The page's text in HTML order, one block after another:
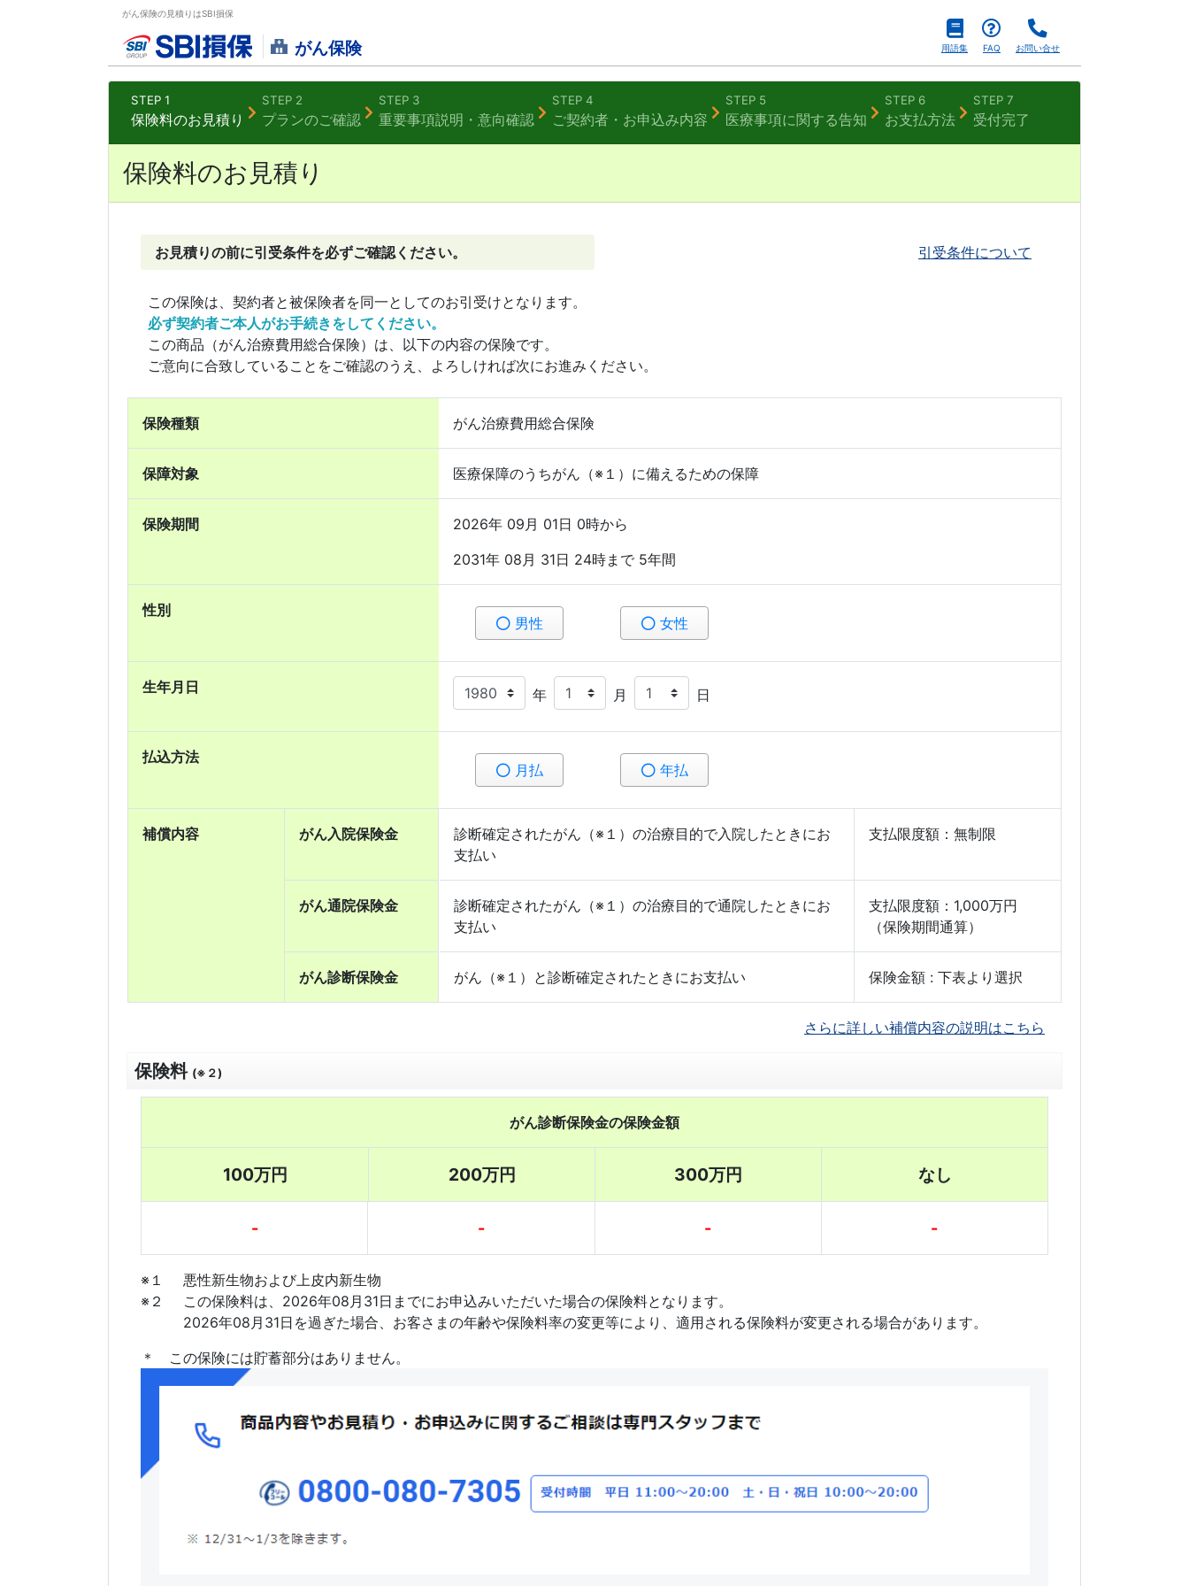
がん保険の見積りはSBI損保
がん保険 用語集 FAQ お問い合せ
STEP 1
保険料のお見積り
STEP 2
プランのご確認
STEP 3
重要事項説明 ・意向確認
STEP 4
ご契約者・ お申込み内容
STEP 5
医療事項に関する告知
STEP 6
お支払方法
STEP 7
受付完了
保険料のお見積り
お見積りの前に引受条件を必ずご確認ください。 引受条件について
この保険は、契約者と被保険者を同一としてのお引受けとなります。
必ず契約者ご本人がお手続きをしてください。
この商品（がん治療費用総合保険）は、以下の内容の保険です。
ご意向に合致していることをご確認のうえ、よろしければ次にお進みください。
保険種類 がん治療費用総合保険
保障対象 医療保障のうちがん（※１）に備えるための保障
保険期間
2026年 09月 01日 0時から
2031年 08月 31日 24時まで 5年間
性別
男性 女性
生年月日 年 月 日
払込方法
月払 年払
補償内容 がん入院保険金
診断確定されたがん（※１）の治療目的で入院したときにお
支払い
支払限度額：無制限
がん通院保険金
診断確定されたがん（※１）の治療目的で通院したときにお
支払い
支払限度額：1,000万円
（保険期間通算）
がん診断保険金 がん（※１）と診断確定されたときにお支払い 保険金額 : 下表より選択
さらに詳しい補償内容の説明はこちら
保険料 (※２)
がん診断保険金の保険金額
100万円 200万円 300万円 なし
- - - -
※１
悪性新生物および上皮内新生物
※２
この保険料は、2026年08月31日までにお申込みいただいた場合の保険料となります。
2026年08月31日を過ぎた場合、お客さまの年齢や保険料率の変更等により、適用される保険料が変更される場合があります。
＊　この保険には貯蓄部分はありません。